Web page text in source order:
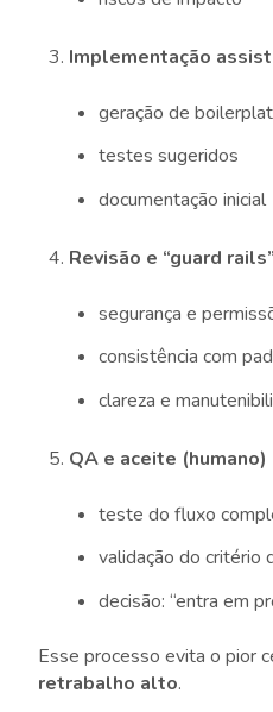
Implementação
geração de
testes sugeridos
documentação inicial
Revisão e “guard
segurança e
consistência com
clareza e
QA e aceite (humano)
teste do fluxo
validação do critério
decisão: “entra em
Esse processo evita o pior
retrabalho alto.